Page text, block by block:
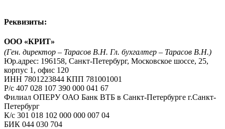
Реквизиты:
ООО «КРИТ»
(Ген. директор – Тарасов В.Н. Гл. бухгалтер – Тарасов В.Н.)
Юр.адрес: 196158, Санкт-Петербург, Московское шоссе, 25,
корпус 1, офис 120
ИНН 7801223844 КПП 781001001
Р/с 407 028 107 390 000 041 67
Филиал ОПЕРУ ОАО Банк ВТБ в Санкт-Петербурге г.Санкт-
Петербург
К/с 301 018 102 000 000 007 04
БИК 044 030 704